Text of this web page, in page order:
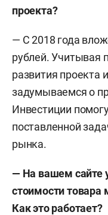
проекта?
— С 2018 года
рублей. Учитывая
развития проекта
задумываемся о
Инвестиции
поставленной
рынка.
— На вашем сайте
стоимости
Как это работает?